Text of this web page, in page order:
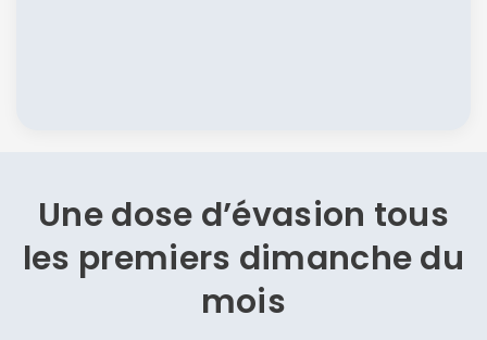
Une dose d’évasion tous
les premiers dimanche du
mois